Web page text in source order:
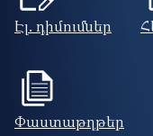
Էլ. դիմումներ
Փաստաթղթեր